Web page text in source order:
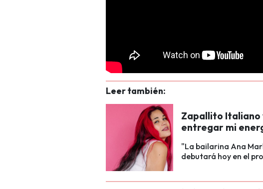
Leer también:
Zapallito Italiano
entregar mi
"La bailarina Ana
debutará hoy en el